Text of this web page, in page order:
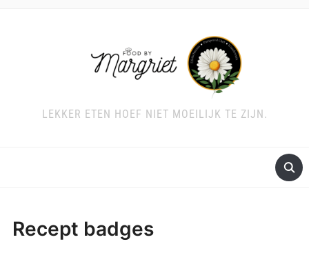
LEKKER ETEN HOEF NIET MOEILIJK TE ZIJN.
Recept badges